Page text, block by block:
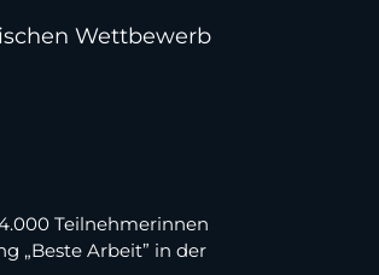
Wettbewerb
Teilnehmerinnen
„Beste Arbeit” in der